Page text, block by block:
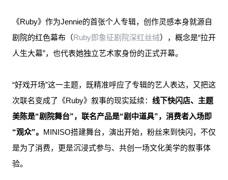
《Ruby》作为Jennie的首张个人专辑，创作灵感本身就源自
剧院的红色幕布（Ruby即象征剧院深红丝绒），概念是“拉开
人生大幕”，也代表她独立艺术家身份的正式开幕。
“好戏开场”这一主题，既精准呼应了专辑的艺人表达，又把这
次联名变成了《Ruby》叙事的现实延续： 线下快闪店、主题
美陈是“剧院舞台”，联名产品是“剧中道具”，消费者入场即
“观众”。 MINISO搭建舞台，演出开始，粉丝来到快闪，不仅
是为了消费，更是沉浸式参与、共创一场文化美学的叙事体
验。